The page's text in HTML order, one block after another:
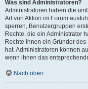
Was sind Administratoren?
Administratoren haben die
Art von Aktion im Forum
sperren, Benutzergruppen
Rechte, die ein Administrator
Rechte ihnen ein Gründer
hat. Administratoren können
wenn ihnen das
Nach oben